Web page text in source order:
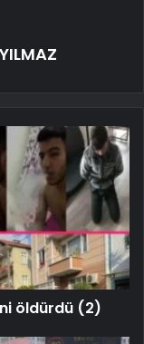
öldürdü (2)